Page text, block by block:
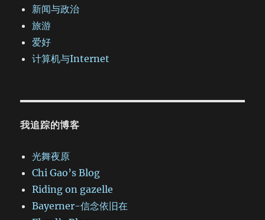
新闻与政治
旅游
爱好
计算机与Internet
我追踪的博客
光舞夜原
Chi Gao’s Blog
Riding on gazelle
Bayerner-信念依旧在